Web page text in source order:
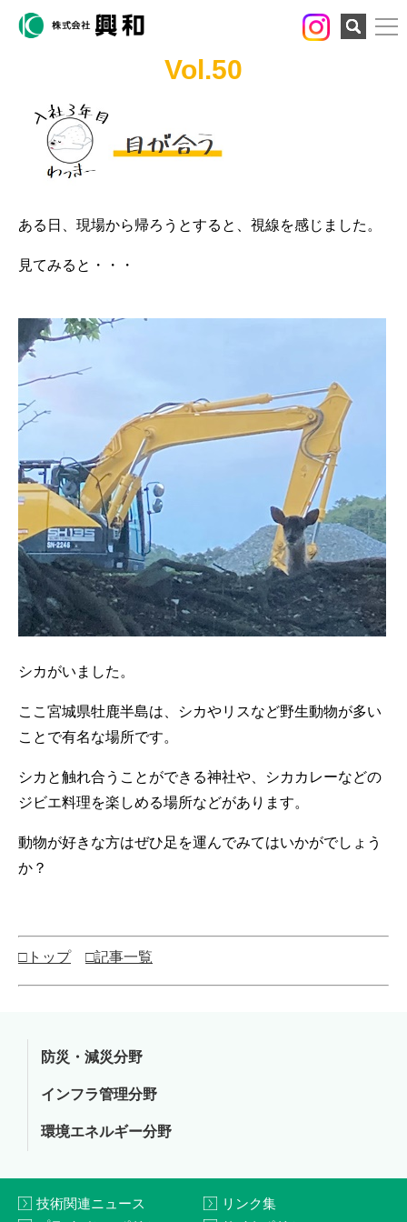
Vol.50
ある日、現場から帰ろうとすると、視線を感じました。
見てみると・・・
シカがいました。
ここ宮城県牡鹿半島は、シカやリスなど野生動物が多い
ことで有名な場所です。
シカと触れ合うことができる神社や、シカカレーなどの
ジビエ料理を楽しめる場所などがあります。
動物が好きな方はぜひ足を運んでみてはいかがでしょう
か？
□トップ □記事一覧
防災・減災分野
インフラ管理分野
環境エネルギー分野
技術関連ニュース
リンク集